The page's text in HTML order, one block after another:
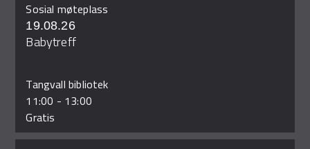
Sosial møteplass
19.08.26
Babytreff
Tangvall bibliotek
11:00 - 13:00
Gratis